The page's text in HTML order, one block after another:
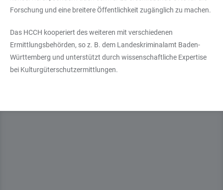
Forschung und eine breitere Öffentlichkeit zugänglich zu machen.
Das HCCH kooperiert des weiteren mit verschiedenen
Ermittlungsbehörden, so z. B. dem Landeskriminalamt Baden-
Württemberg und unterstützt durch wissenschaftliche Expertise
bei Kulturgüterschutzermittlungen.